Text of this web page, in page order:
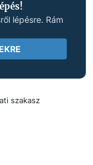
lépésre. Rám
szakasz